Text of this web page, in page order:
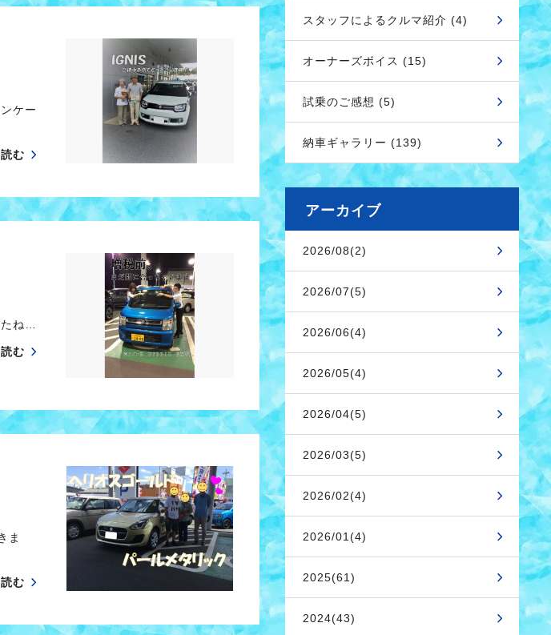
ケー
む
ね…
む
ま
む
スタッフによるクルマ紹介 (4)
オーナーズボイス (15)
試乗のご感想 (5)
納車ギャラリー (139)
アーカイブ
2026/08(2)
2026/07(5)
2026/06(4)
2026/05(4)
2026/04(5)
2026/03(5)
2026/02(4)
2026/01(4)
2025(61)
2024(43)